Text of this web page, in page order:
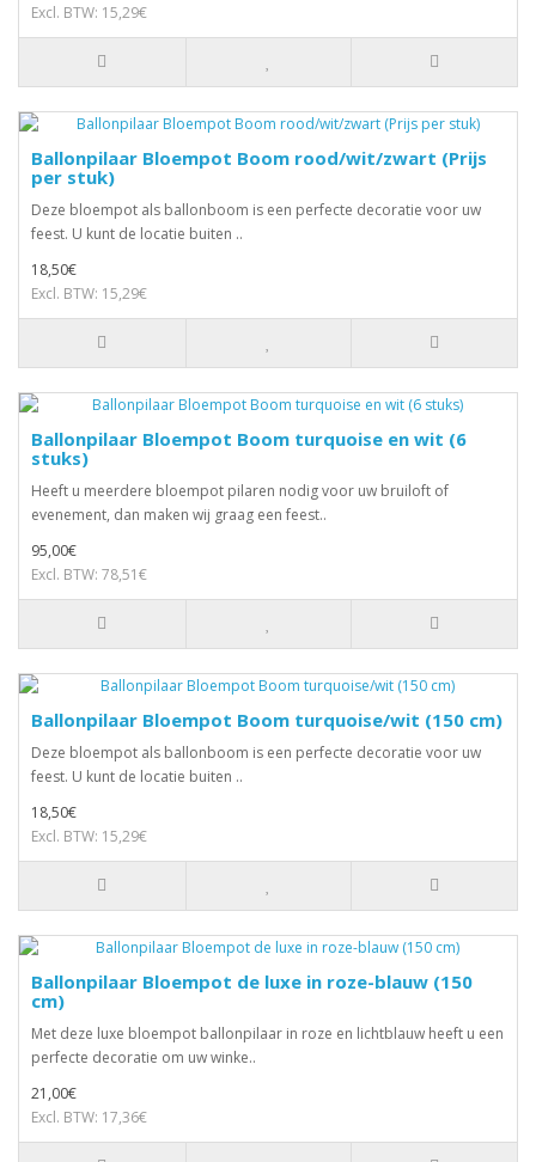
Excl. BTW: 15,29€
Ballonpilaar Bloempot Boom rood/wit/zwart (Prijs
per stuk)
Deze bloempot als ballonboom is een perfecte decoratie voor uw
feest. U kunt de locatie buiten ..
18,50€
Excl. BTW: 15,29€
Ballonpilaar Bloempot Boom turquoise en wit (6
stuks)
Heeft u meerdere bloempot pilaren nodig voor uw bruiloft of
evenement, dan maken wij graag een feest..
95,00€
Excl. BTW: 78,51€
Ballonpilaar Bloempot Boom turquoise/wit (150 cm)
Deze bloempot als ballonboom is een perfecte decoratie voor uw
feest. U kunt de locatie buiten ..
18,50€
Excl. BTW: 15,29€
Ballonpilaar Bloempot de luxe in roze-blauw (150
cm)
Met deze luxe bloempot ballonpilaar in roze en lichtblauw heeft u een
perfecte decoratie om uw winke..
21,00€
Excl. BTW: 17,36€